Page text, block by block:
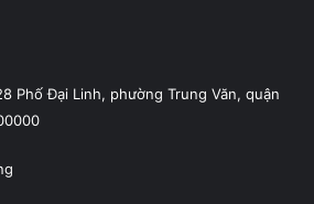
Phố Đại Linh, phường Trung Văn, quận